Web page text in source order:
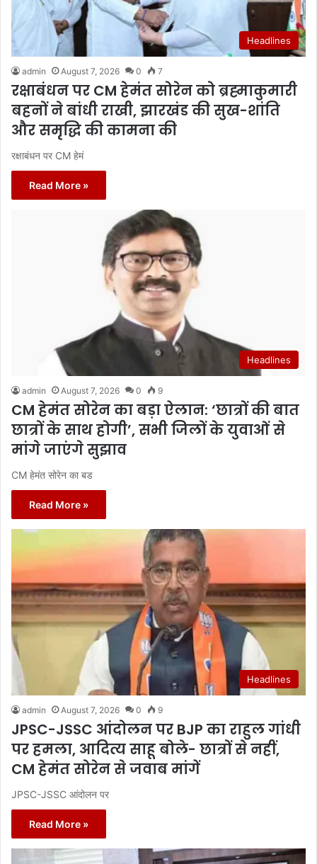
Headlines
admin August 7, 2026 0 7
रक्षाबंधन पर CM हेमंत सोरेन को ब्रह्माकुमारी
बहनों ने बांधी राखी, झारखंड की सुख-शांति
और समृद्धि की कामना की
रक्षाबंधन पर CM हेमं
Read More »
Headlines
admin August 7, 2026 0 9
CM हेमंत सोरेन का बड़ा ऐलान: ‘छात्रों की बात
छात्रों के साथ होगी’, सभी जिलों के युवाओं से
मांगे जाएंगे सुझाव
CM हेमंत सोरेन का बड
Read More »
Headlines
admin August 7, 2026 0 9
JPSC-JSSC आंदोलन पर BJP का राहुल गांधी
पर हमला, आदित्य साहू बोले- छात्रों से नहीं,
CM हेमंत सोरेन से जवाब मांगें
JPSC-JSSC आंदोलन पर
Read More »